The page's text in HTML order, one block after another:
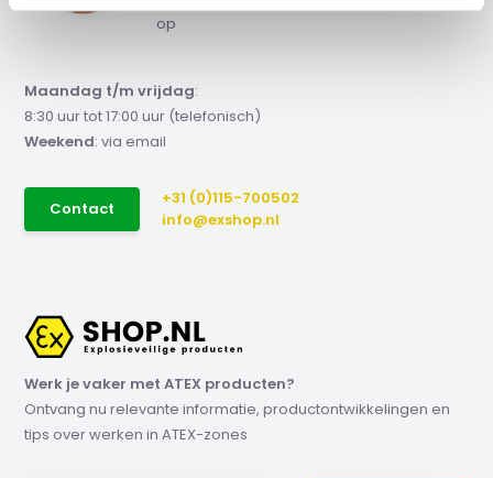
op
Maandag t/m vrijdag:
8:30 uur tot 17:00 uur (telefonisch)
Weekend: via email
Contact
+31 (0)115-700502
info@exshop.nl
Werk je vaker met ATEX producten?
Ontvang nu relevante informatie, productontwikkelingen en
tips over werken in ATEX-zones